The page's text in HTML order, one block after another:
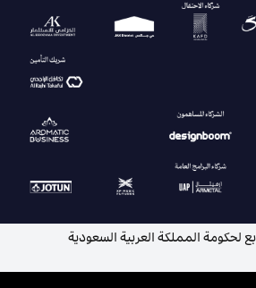
المملكة العربية السعودية